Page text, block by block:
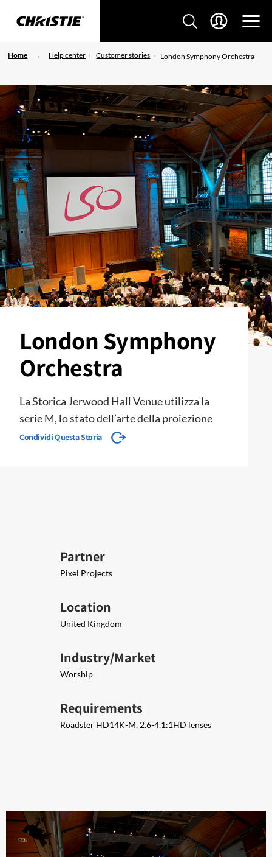
Home Help center Customer stories London Symphony Orchestra
London Symphony
Orchestra
La Storica Jerwood Hall Venue utilizza la
serie M, lo stato dell’arte della proiezione
Condividi Questa Storia
Partner
Pixel Projects
Location
United Kingdom
Industry/Market
Worship
Requirements
Roadster HD14K-M, 2.6-4.1:1HD lenses